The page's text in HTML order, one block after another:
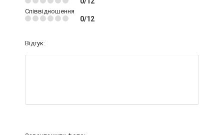
Співвідношення
0/12
Відгук: